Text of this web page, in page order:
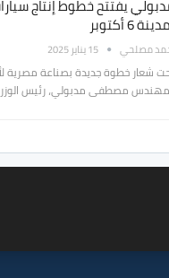
يفتتح خطوط إنتاج
6 أكتوبر
مصلحي 15 يناير 2025
شعار خطوة جديدة بصناعة مصرية
مصطفى مدبولي، رئيس